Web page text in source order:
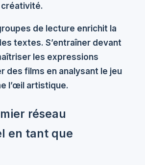
de lecture enrichit la
textes. S’entraîner devant
les expressions
des films en analysant le jeu
l’œil artistique.
réseau
en tant que